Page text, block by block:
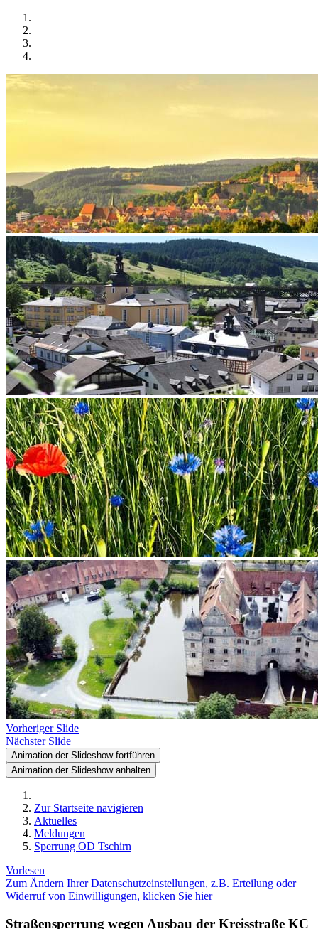
Vorheriger Slide
Nächster Slide
Animation der Slideshow fortführen
Animation der Slideshow anhalten
Zur Startseite navigieren
Aktuelles
Meldungen
Sperrung OD Tschirn
Vorlesen
Zum Ändern Ihrer Datenschutzeinstellungen, z.B. Erteilung oder
Widerruf von Einwilligungen, klicken Sie hier
Straßensperrung wegen Ausbau der Kreisstraße KC